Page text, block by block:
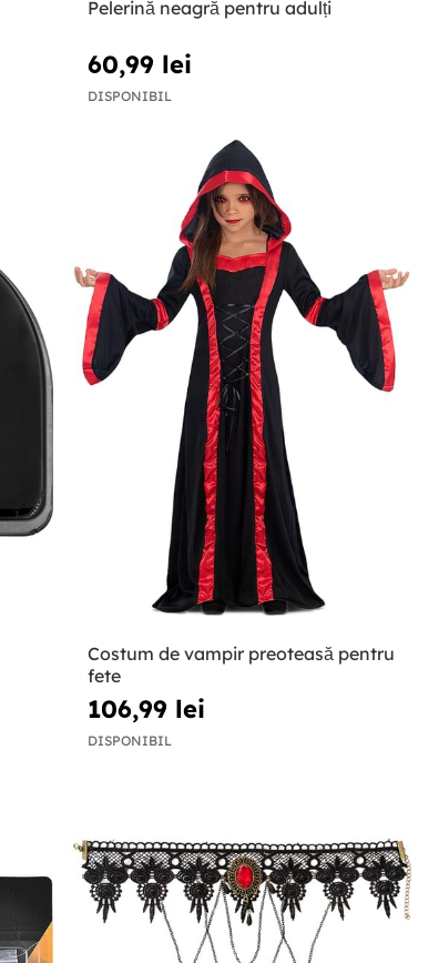
Pelerină neagră pentru adulți
60,99 lei
DISPONIBIL
Costum de vampir preoteasă pentru
fete
106,99 lei
DISPONIBIL